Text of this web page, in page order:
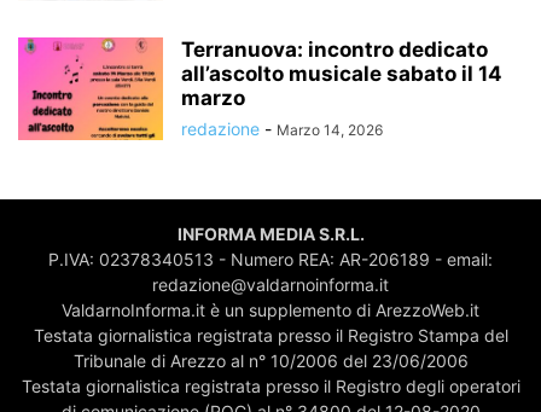
Terranuova: incontro dedicato
all’ascolto musicale sabato il 14
marzo
redazione - Marzo 14, 2026
INFORMA MEDIA S.R.L.
P.IVA: 02378340513 - Numero REA: AR-206189 - email:
redazione@valdarnoinforma.it
ValdarnoInforma.it è un supplemento di ArezzoWeb.it
Testata giornalistica registrata presso il Registro Stampa del
Tribunale di Arezzo al n° 10/2006 del 23/06/2006
Testata giornalistica registrata presso il Registro degli operatori